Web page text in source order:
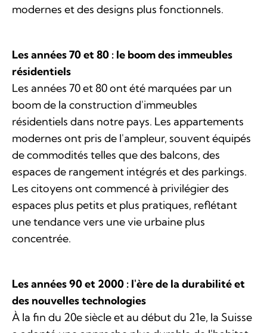
modernes et des designs plus fonctionnels.
Les années 70 et 80 : le boom des immeubles
résidentiels
Les années 70 et 80 ont été marquées par un
boom de la construction d'immeubles
résidentiels dans notre pays. Les appartements
modernes ont pris de l'ampleur, souvent équipés
de commodités telles que des balcons, des
espaces de rangement intégrés et des parkings.
Les citoyens ont commencé à privilégier des
espaces plus petits et plus pratiques, reflétant
une tendance vers une vie urbaine plus
concentrée.
Les années 90 et 2000 : l'ère de la durabilité et
des nouvelles technologies
À la fin du 20e siècle et au début du 21e, la Suisse